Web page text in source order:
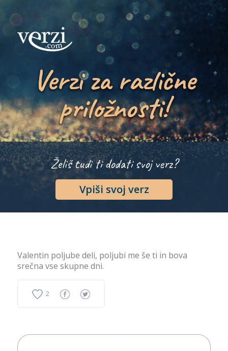
Verzi za različne
priložnosti!
Želiš tudi ti dodati svoj verz?
Vpiši svoj verz
Valentin poljube deli, poljubi me še ti in bova
srečna vse skupne dni.
2